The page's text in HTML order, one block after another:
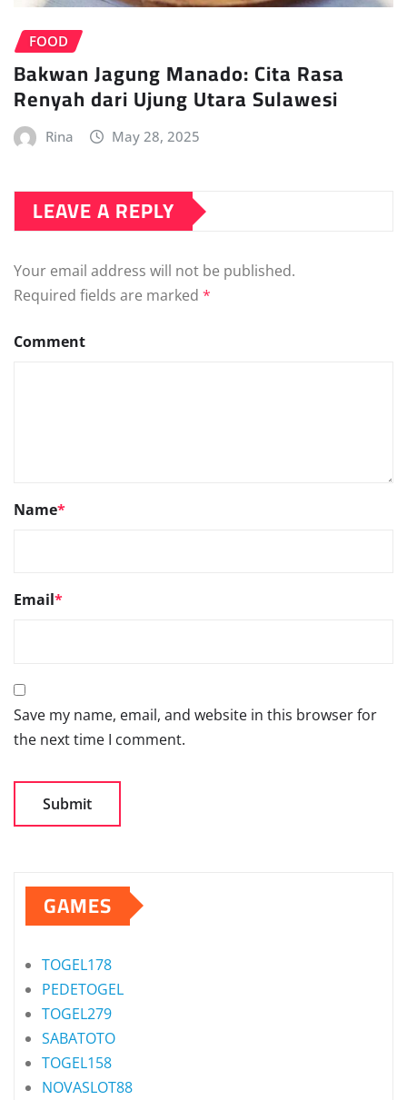
FOOD
Bakwan Jagung Manado: Cita Rasa
Renyah dari Ujung Utara Sulawesi
Rina May 28, 2025
LEAVE A REPLY
Your email address will not be published.
Required fields are marked *
Comment
Name*
Email*
Save my name, email, and website in this browser for
the next time I comment.
GAMES
TOGEL178
PEDETOGEL
TOGEL279
SABATOTO
TOGEL158
NOVASLOT88